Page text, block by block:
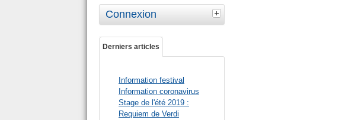
Connexion
Derniers articles
Information festival
Information coronavirus
Stage de l'été 2019 :
Requiem de Verdi